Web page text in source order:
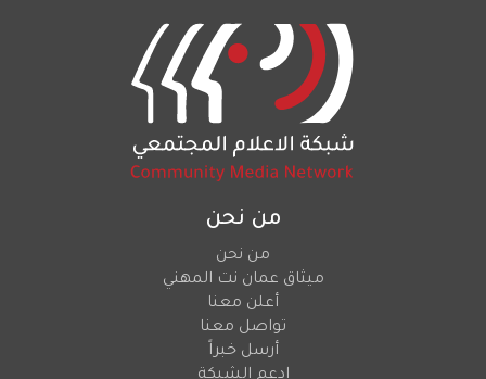
من نحن
من نحن
ميثاق عمان نت المهني
أعلن معنا
تواصل معنا
أرسل خبراً